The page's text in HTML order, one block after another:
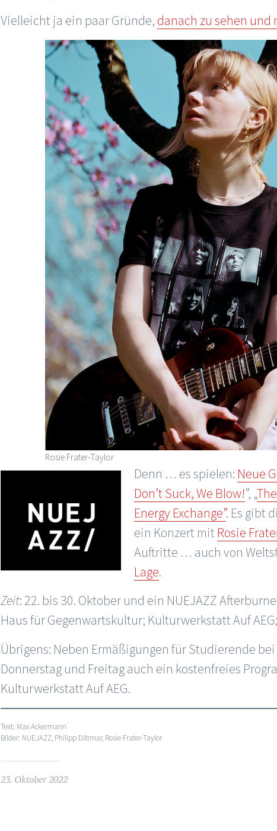
Vielleicht ja ein paar Gründe, danach zu sehen und
Rosie Frater-Taylor
Denn … es spielen: Neue
Don’t Suck, We Blow!”, „
Energy Exchange”. Es gibt
ein Konzert mit Rosie
Auftritte … auch von
Lage.
Zeit: 22. bis 30. Oktober und ein NUEJAZZ
Haus für Gegenwartskultur; Kulturwerkstatt Auf
Übrigens: Neben Ermäßigungen für Studierende
Donnerstag und Freitag auch ein kostenfreies
Kulturwerkstatt Auf AEG.
Text: Max Ackermann
Bilder: NUEJAZZ, Philipp Dittmar, Rosie Frater-Taylor
23. Oktober 2022